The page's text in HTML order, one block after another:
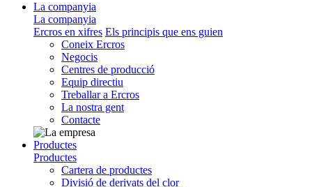
La companyia
La companyia
Ercros en xifres Els principis que ens guien
Coneix Ercros
Negocis
Centres de producció
Equip directiu
Treballar a Ercros
La nostra gent
Contacte
Productes
Productes
Cartera de productes
Divisió de derivats del clor